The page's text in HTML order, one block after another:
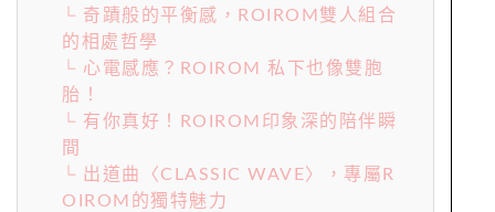
└ 奇蹟般的平衡感，ROIROM雙人組合
的相處哲學
└ 心電感應？ROIROM 私下也像雙胞
胎！
└ 有你真好！ROIROM印象深的陪伴瞬
間
└ 出道曲〈CLASSIC WAVE〉，專屬R
OIROM的獨特魅力